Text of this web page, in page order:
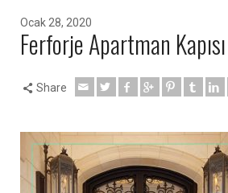
Ocak 28, 2020
Ferforje Apartman
Share